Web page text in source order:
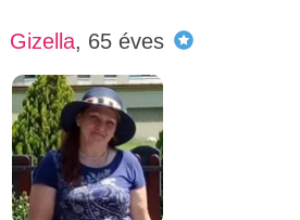
Gizella, 65 éves